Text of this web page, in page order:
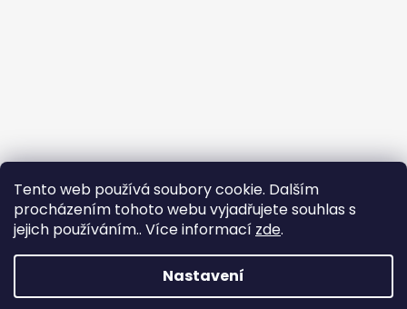
Tento web používá soubory cookie. Dalším
procházením tohoto webu vyjadřujete souhlas s
jejich používáním.. Více informací zde.
Nastavení